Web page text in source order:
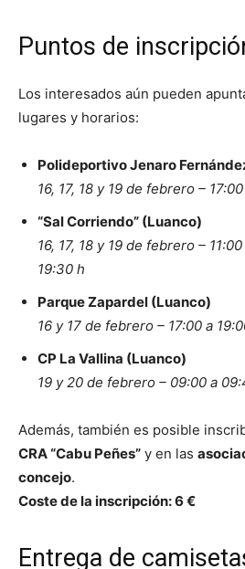
Puntos de
Los interesados aún pueden
lugares y horarios:
Polideportivo Jenaro
16, 17, 18 y 19 de febrero –
“Sal Corriendo” (Luanco)
16, 17, 18 y 19 de febrero –
19:30 h
Parque Zapardel (Luanco)
16 y 17 de febrero – 17:00 a
CP La Vallina (Luanco)
19 y 20 de febrero – 09:00 a
Además, también es posible
CRA “Cabu Peñes” y en las
concejo.
Coste de la inscripción: 6 €
Entrega de